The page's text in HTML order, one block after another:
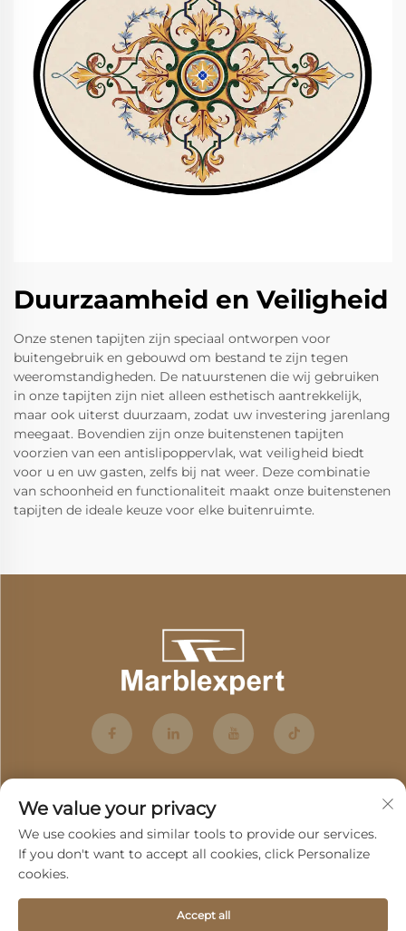
Duurzaamheid en Veiligheid
Onze stenen tapijten zijn speciaal ontworpen voor
buitengebruik en gebouwd om bestand te zijn tegen
weeromstandigheden. De natuurstenen die wij gebruiken
in onze tapijten zijn niet alleen esthetisch aantrekkelijk,
maar ook uiterst duurzaam, zodat uw investering jarenlang
meegaat. Bovendien zijn onze buitenstenen tapijten
voorzien van een antislipoppervlak, wat veiligheid biedt
voor u en uw gasten, zelfs bij nat weer. Deze combinatie
van schoonheid en functionaliteit maakt onze buitenstenen
tapijten de ideale keuze voor elke buitenruimte.
We value your privacy
We use cookies and similar tools to provide our services.
If you don't want to accept all cookies, click Personalize
cookies.
Accept all